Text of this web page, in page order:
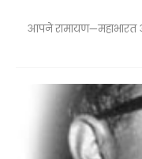
आपने रामायण—महाभारत